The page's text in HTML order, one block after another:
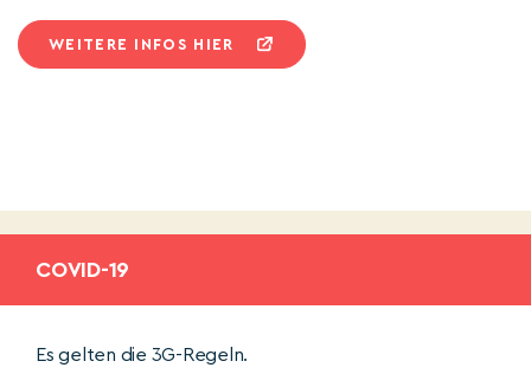
WEITERE INFOS HIER
COVID-19
Es gelten die 3G-Regeln.